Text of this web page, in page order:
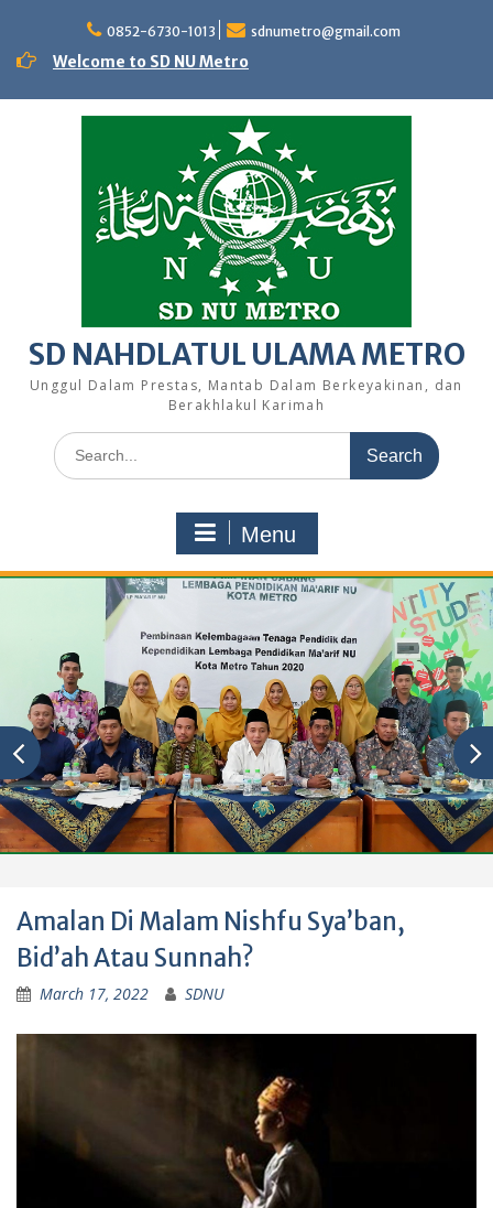
content
0852-6730-1013 sdnumetro@gmail.com
Welcome to SD NU Metro
SD NAHDLATUL ULAMA METRO
Unggul Dalam Prestas, Mantab Dalam Berkeyakinan, dan
Berakhlakul Karimah
Search
for:
Menu
Amalan Di Malam Nishfu Sya’ban,
Bid’ah Atau Sunnah?
March 17, 2022 SDNU